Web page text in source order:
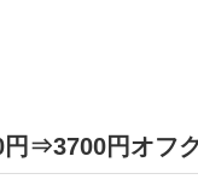
円⇒3700円オフ